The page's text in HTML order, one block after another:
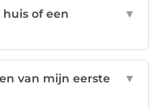
of een
▼
van mijn eerste
▼